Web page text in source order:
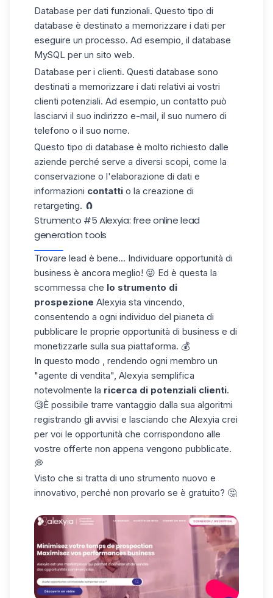
Database per dati funzionali. Questo tipo di
database è destinato a memorizzare i dati per
eseguire un processo. Ad esempio, il database
MySQL per un sito web.
Database per i clienti. Questi database sono
destinati a memorizzare i dati relativi ai vostri
clienti potenziali. Ad esempio, un contatto può
lasciarvi il suo indirizzo e-mail , il suo numero di
telefono o il suo nome.
Questo tipo di database è molto richiesto dalle
aziende perché serve a diversi scopi, come la
conservazione o l'elaborazione di dati e
informazioni contatti o la creazione di
retargeting. 🧲
Strumento #5 Alexyia: free online lead
generation tools
Trovare lead è bene... Individuare opportunità di
business è ancora meglio! 😜 Ed è questa la
scommessa che lo strumento di
prospezione Alexyia sta vincendo,
consentendo a ogni individuo del pianeta di
pubblicare le proprie opportunità di business e di
monetizzarle sulla sua piattaforma. 💰
In questo modo , rendendo ogni membro un
"agente di vendita", Alexyia semplifica
notevolmente la ricerca di potenziali clienti.
🧐È possibile trarre vantaggio dalla sua algoritmi
registrando gli avvisi e lasciando che Alexyia crei
per voi le opportunità che corrispondono alle
vostre offerte non appena vengono pubblicate.
💭
Visto che si tratta di uno strumento nuovo e
innovativo, perché non provarlo se è gratuito? 🤔